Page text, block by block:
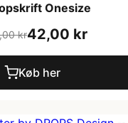
Onesize
kr42,00 kr
Køb her